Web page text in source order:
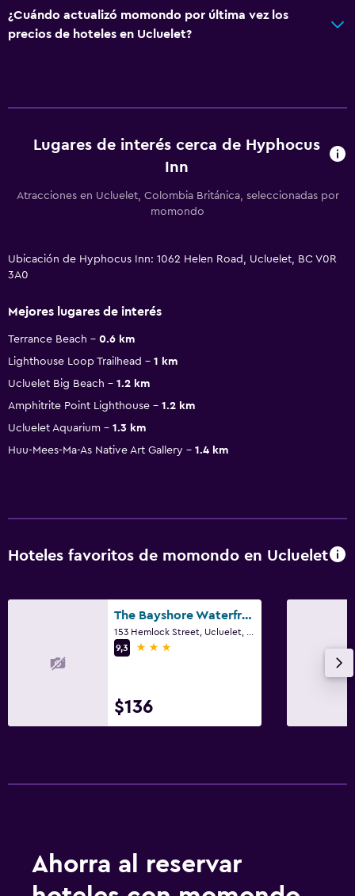
¿Cuándo actualizó momondo por última vez los
precios de hoteles en Ucluelet?
Lugares de interés cerca de Hyphocus
Inn
Atracciones en Ucluelet, Colombia Británica, seleccionadas por
momondo
Ubicación de Hyphocus Inn: 1062 Helen Road, Ucluelet, BC V0R
3A0
Mejores lugares de interés
Terrance Beach
0.6 km
Lighthouse Loop Trailhead
1 km
Ucluelet Big Beach
1.2 km
Amphitrite Point Lighthouse
1.2 km
Ucluelet Aquarium
1.3 km
Huu-Mees-Ma-As Native Art Gallery
1.4 km
Hoteles favoritos de momondo en Ucluelet
The Bayshore Waterfront Inn
9,3
3 estrellas
$136
Ahorra al reservar